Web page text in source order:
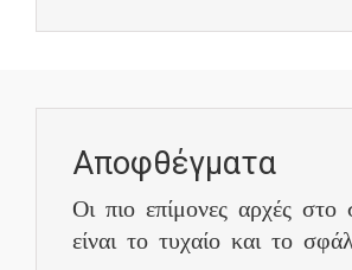
Αποφθέγματα
Οι πιο επίμονες αρχές στο
είναι το τυχαίο και το